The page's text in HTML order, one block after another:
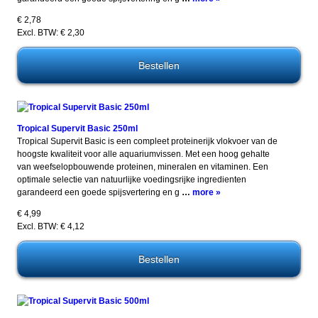
€ 2,78
Excl. BTW: € 2,30
Tropical Supervit Basic 250ml
Tropical Supervit Basic is een compleet proteinerijk vlokvoer van de
hoogste kwaliteit voor alle aquariumvissen. Met een hoog gehalte
van weefselopbouwende proteinen, mineralen en vitaminen. Een
optimale selectie van natuurlijke voedingsrijke ingredienten
garandeerd een goede spijsvertering en g … more »
€ 4,99
Excl. BTW: € 4,12